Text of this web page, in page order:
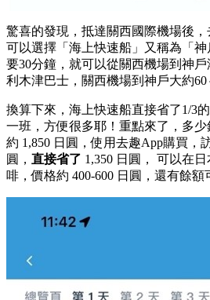
驚喜的發現，抵達關西國際機場後，
可以選擇「海上快速船」又稱為「
要30分鐘，就可以從關西機場到神戶
利木津巴士，關西機場到神戶大約60
換算下來，海上快速船直接省了1/3
一班，方便很多耶！重點來了，多
約 1,850 日圓，使用去趣App購買，
圓， 直接省了 1,350 日圓， 可以在
啡，價格約 400-600 日圓，還有餘額